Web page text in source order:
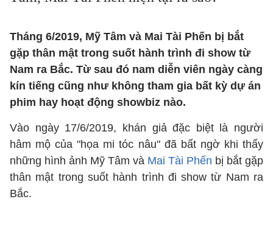
Tháng 6/2019, Mỹ Tâm và Mai Tài Phến bị bắt
gặp thân mật trong suốt hành trình đi show từ
Nam ra Bắc. Từ sau đó nam diễn viên ngày càng
kín tiếng cũng như không tham gia bất kỳ dự án
phim hay hoạt động showbiz nào.
Vào ngày 17/6/2019, khán giả đặc biệt là người
hâm mộ của "họa mi tóc nâu" đã bất ngờ khi thấy
những hình ảnh Mỹ Tâm và Mai Tài Phến bị bắt gặp
thân mật trong suốt hành trình đi show từ Nam ra
Bắc.